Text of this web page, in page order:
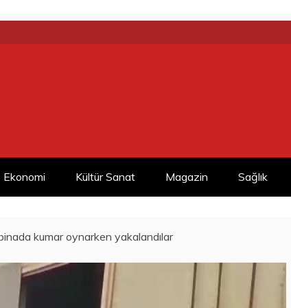
Ekonomi Kültür Sanat Magazin Sağlık
kumar oynarken yakalandılar